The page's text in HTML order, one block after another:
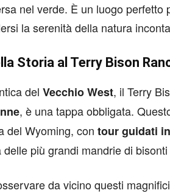
nel verde. È un luogo perfetto
la serenità della natura
Storia al Terry Bison
del Vecchio West, il Terry
, è una tappa obbligata.
del Wyoming, con tour guidati
più grandi mandrie di
da vicino questi